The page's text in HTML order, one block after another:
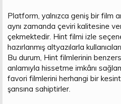
Platform, yalnızca geniş bir film
aynı zamanda çeviri kalitesine
çekmektedir. Hint filmi izle
hazırlanmış altyazılarla
Bu durum, Hint filmlerinin
anlamıyla hissetme imkânı
favori filmlerini herhangi bir
şansına sahiptirler.